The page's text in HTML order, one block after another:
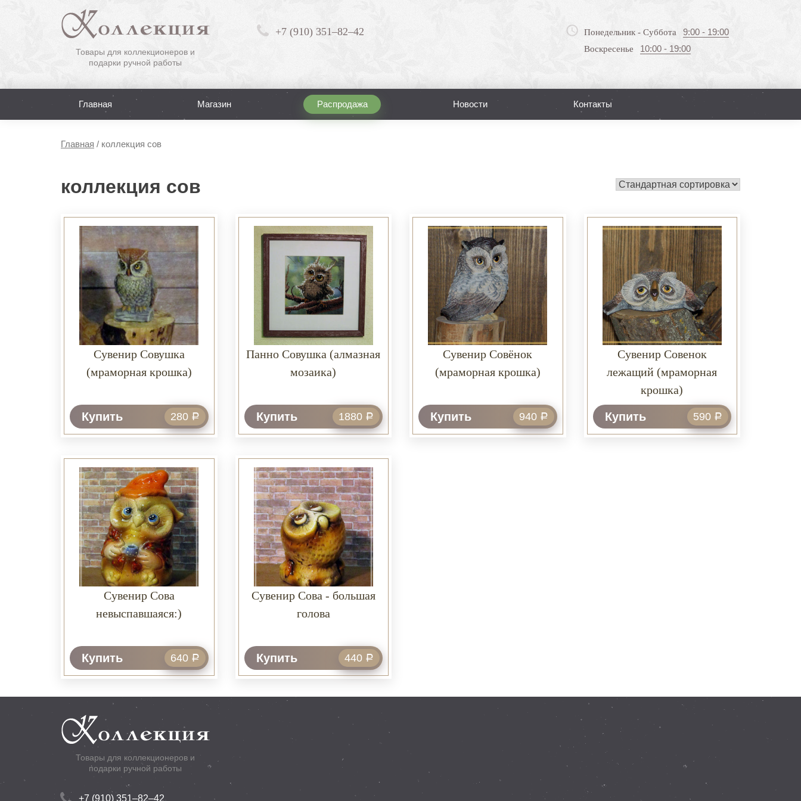
Товары для коллекционеров и
подарки ручной работы
+7 (910) 351–82–42 Понедельник - Суббота 9:00 - 19:00
Воскресенье 10:00 - 19:00
Главная Магазин Распродажа Новости Контакты
Главная / коллекция сов
коллекция сов
Сувенир Совушка
(мраморная крошка)
Купить 280 Р
Панно Совушка (алмазная
мозаика)
Купить 1880 Р
Сувенир Совёнок
(мраморная крошка)
Купить 940 Р
Сувенир Совенок
лежащий (мраморная
крошка)
Купить 590 Р
Сувенир Сова
невыспавшаяся:)
Купить 640 Р
Сувенир Сова - большая
голова
Купить 440 Р
Товары для коллекционеров и
подарки ручной работы
+7 (910) 351–82–42